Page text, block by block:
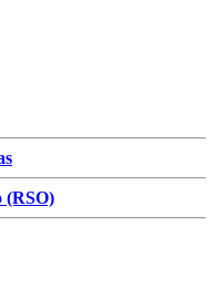
(RSO)